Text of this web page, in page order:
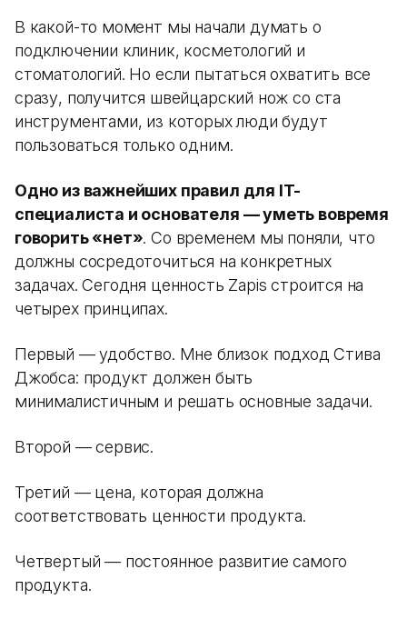
В какой-то момент мы начали думать о
подключении клиник, косметологий и
стоматологий. Но если пытаться охватить все
сразу, получится швейцарский нож со ста
инструментами, из которых люди будут
пользоваться только одним.
Одно из важнейших правил для IT-
специалиста и основателя — уметь вовремя
говорить «нет». Со временем мы поняли, что
должны сосредоточиться на конкретных
задачах. Сегодня ценность Zapis строится на
четырех принципах.
Первый — удобство. Мне близок подход Стива
Джобса: продукт должен быть
минималистичным и решать основные задачи.
Второй — сервис.
Третий — цена, которая должна
соответствовать ценности продукта.
Четвертый — постоянное развитие самого
продукта.